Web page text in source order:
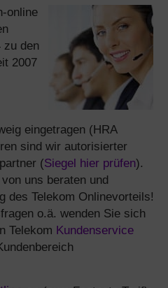
online
zu den
2007
eingetragen (HRA
sind wir autorisierter
(Siegel hier prüfen).
uns beraten und
des Telekom Onlinevorteils!
o.ä. wenden Sie sich
Telekom Kundenservice